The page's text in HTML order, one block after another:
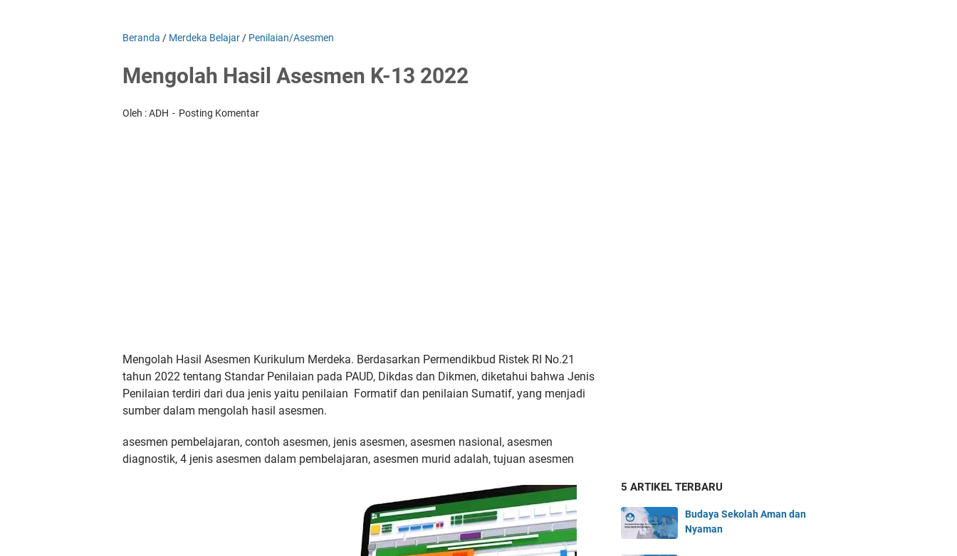
Beranda / Merdeka Belajar / Penilaian/Asesmen
Mengolah Hasil Asesmen K-13 2022
Oleh : ADH Posting Komentar
Mengolah Hasil Asesmen Kurikulum Merdeka. Berdasarkan Permendikbud Ristek RI No.21
tahun 2022 tentang Standar Penilaian pada PAUD, Dikdas dan Dikmen, diketahui bahwa Jenis
Penilaian terdiri dari dua jenis yaitu penilaian Formatif dan penilaian Sumatif, yang menjadi
sumber dalam mengolah hasil asesmen.
asesmen pembelajaran, contoh asesmen, jenis asesmen, asesmen nasional, asesmen
diagnostik, 4 jenis asesmen dalam pembelajaran, asesmen murid adalah, tujuan asesmen
5 ARTIKEL TERBARU
Budaya Sekolah Aman dan
Nyaman